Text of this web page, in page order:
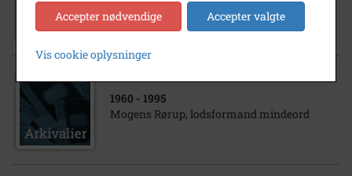
Villy Scou Petersen, fiskeskipper
1960 - 1995
Mogens Rørup, lodsformand mindeord
Accepter nødvendige Accepter valgte
Vis cookie oplysninger